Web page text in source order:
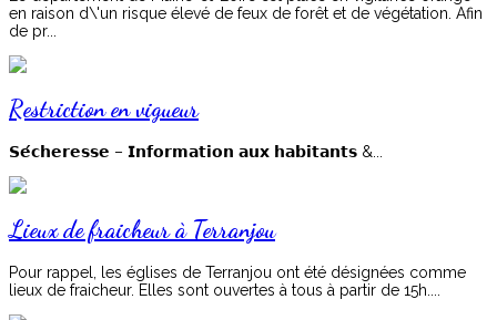
en raison d\'un risque élevé de feux de forêt et de végétation. Afin
de pr...
Restriction en vigueur
𝗦𝗲́𝗰𝗵𝗲𝗿𝗲𝘀𝘀𝗲 – 𝗜𝗻𝗳𝗼𝗿𝗺𝗮𝘁𝗶𝗼𝗻 𝗮𝘂𝘅 𝗵𝗮𝗯𝗶𝘁𝗮𝗻𝘁𝘀 &...
Lieux de fraicheur à Terranjou
Pour rappel, les églises de Terranjou ont été désignées comme
lieux de fraicheur. Elles sont ouvertes à tous à partir de 15h....